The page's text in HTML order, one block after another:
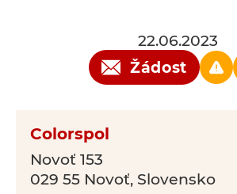
22.06.2023
Žádost
Colorspol
Novoť 153
029 55 Novoť, Slovensko